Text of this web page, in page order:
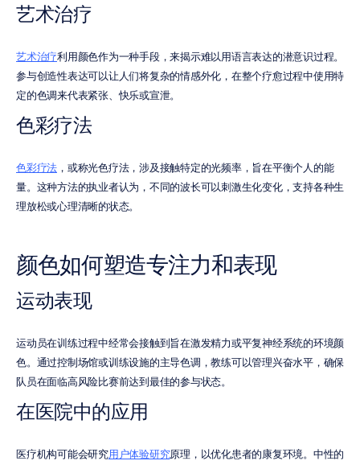
艺术治疗
艺术治疗利用颜色作为一种手段，来揭示难以用语言表达的潜意识过程。
参与创造性表达可以让人们将复杂的情感外化，在整个疗愈过程中使用特
定的色调来代表紧张、快乐或宣泄。
色彩疗法
色彩疗法 ，或称光色疗法，涉及接触特定的光频率，旨在平衡个人的能
量。这种方法的执业者认为，不同的波长可以刺激生化变化，支持各种生
理放松或心理清晰的状态。
颜色如何塑造专注力和表现
运动表现
运动员在训练过程中经常会接触到旨在激发精力或平复神经系统的环境颜
色。通过控制场馆或训练设施的主导色调，教练可以管理兴奋水平，确保
队员在面临高风险比赛前达到最佳的参与状态。
在医院中的应用
医疗机构可能会研究用户体验研究原理，以优化患者的康复环境。中性的